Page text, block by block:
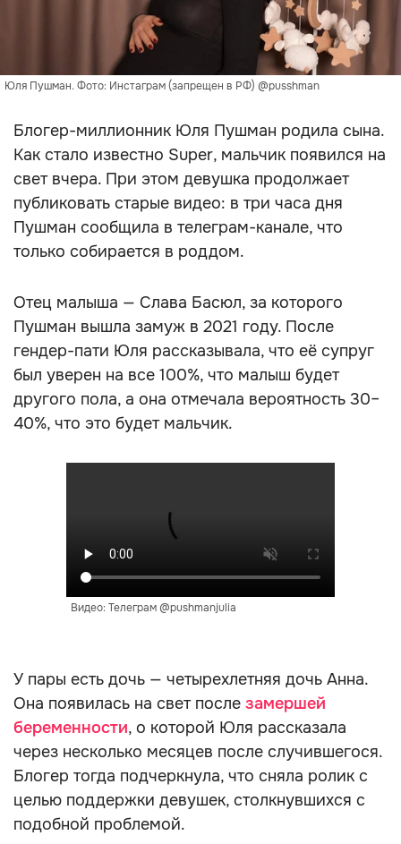
Юля Пушман. Фото: Инстаграм (запрещен в РФ) @pusshman
Блогер-миллионник Юля Пушман родила сына.
Как стало известно Super, мальчик появился на
свет вчера. При этом девушка продолжает
публиковать старые видео: в три часа дня
Пушман сообщила в телеграм-канале, что
только собирается в роддом.
Отец малыша — Слава Басюл, за которого
Пушман вышла замуж в 2021 году. После
гендер-пати Юля рассказывала, что её супруг
был уверен на все 100%, что малыш будет
другого пола, а она отмечала вероятность 30–
40%, что это будет мальчик.
Видео: Телеграм @pushmanjulia
У пары есть дочь — четырехлетняя дочь Анна.
Она появилась на свет после замершей
беременности, о которой Юля рассказала
через несколько месяцев после случившегося.
Блогер тогда подчеркнула, что сняла ролик с
целью поддержки девушек, столкнувшихся с
подобной проблемой.